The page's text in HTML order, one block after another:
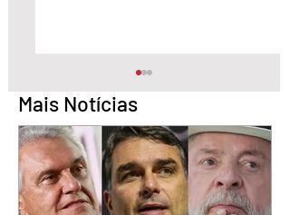
Pesquisa aponta Daniel
Mais Notícias